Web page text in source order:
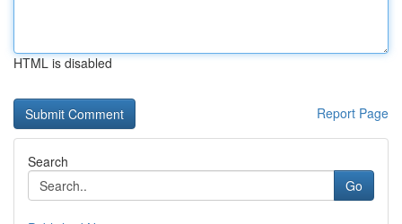
HTML is disabled
Report Page
Search
Go